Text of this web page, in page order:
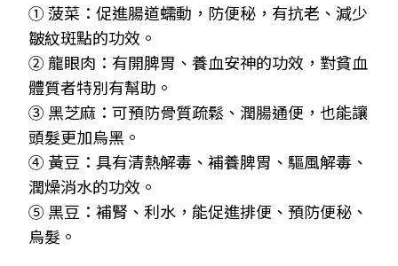
① 菠菜：促進腸道蠕動，防便秘，有抗老、減少
皺紋斑點的功效。
② 龍眼肉：有開脾胃、養血安神的功效，對貧血
體質者特別有幫助。
③ 黑芝麻：可預防骨質疏鬆、潤腸通便，也能讓
頭髮更加烏黑。
④ 黃豆：具有清熱解毒、補養脾胃、驅風解毒、
潤燥消水的功效。
⑤ 黑豆：補腎、利水，能促進排便、預防便秘、
烏髮。